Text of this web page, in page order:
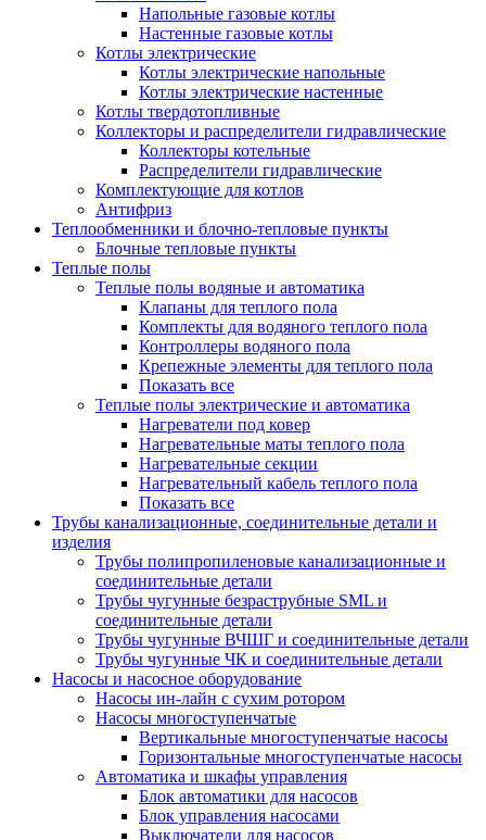
Напольные газовые котлы
Настенные газовые котлы
Котлы электрические
Котлы электрические напольные
Котлы электрические настенные
Котлы твердотопливные
Коллекторы и распределители гидравлические
Коллекторы котельные
Распределители гидравлические
Комплектующие для котлов
Антифриз
Теплообменники и блочно-тепловые пункты
Блочные тепловые пункты
Теплые полы
Теплые полы водяные и автоматика
Клапаны для теплого пола
Комплекты для водяного теплого пола
Контроллеры водяного пола
Крепежные элементы для теплого пола
Показать все
Теплые полы электрические и автоматика
Нагреватели под ковер
Нагревательные маты теплого пола
Нагревательные секции
Нагревательный кабель теплого пола
Показать все
Трубы канализационные, соединительные детали и
изделия
Трубы полипропиленовые канализационные и
соединительные детали
Трубы чугунные безраструбные SML и
соединительные детали
Трубы чугунные ВЧШГ и соединительные детали
Трубы чугунные ЧК и соединительные детали
Насосы и насосное оборудование
Насосы ин-лайн с сухим ротором
Насосы многоступенчатые
Вертикальные многоступенчатые насосы
Горизонтальные многоступенчатые насосы
Автоматика и шкафы управления
Блок автоматики для насосов
Блок управления насосами
Выключатели для насосов